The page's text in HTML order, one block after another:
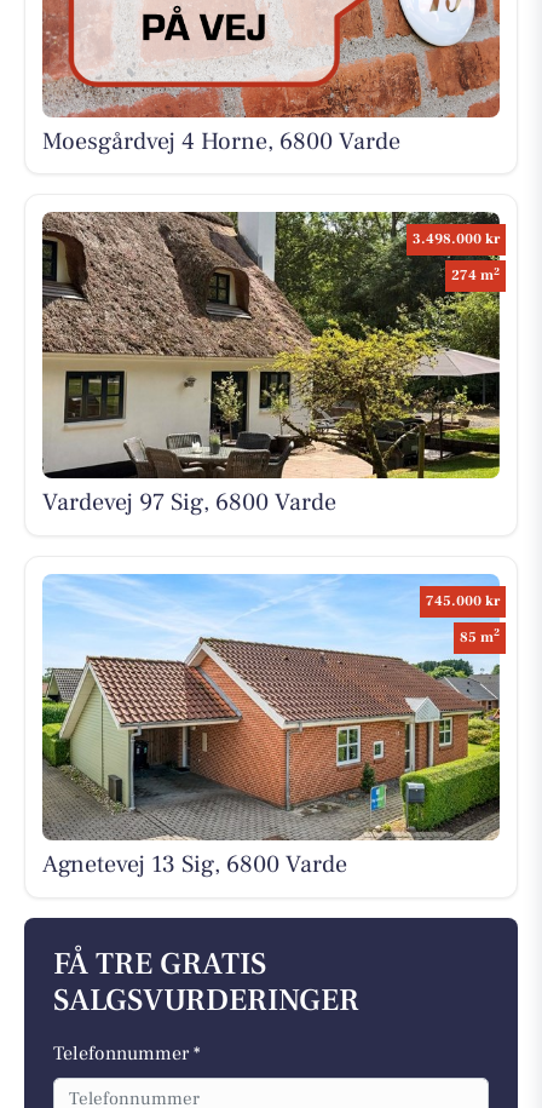
Moesgårdvej 4 Horne, 6800 Varde
3.498.000 kr
274 m2
Vardevej 97 Sig, 6800 Varde
745.000 kr
85 m2
Agnetevej 13 Sig, 6800 Varde
FÅ TRE GRATIS
SALGSVURDERINGER
Telefonnummer *